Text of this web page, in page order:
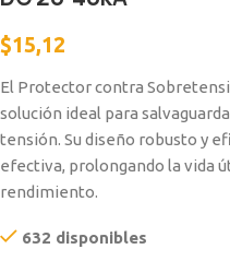
$15,12
El Protector contra
solución ideal para
tensión. Su diseño robusto y
efectiva, prolongando la vida
rendimiento.
632 disponibles